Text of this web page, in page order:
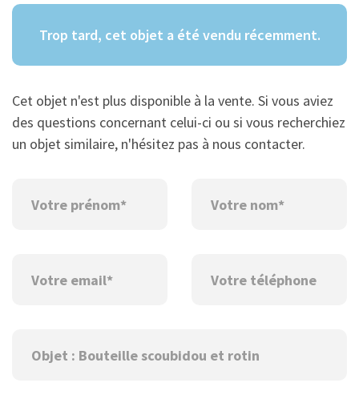
Trop tard, cet objet a été vendu récemment.
Cet objet n'est plus disponible à la vente. Si vous aviez
des questions concernant celui-ci ou si vous recherchiez
un objet similaire, n'hésitez pas à nous contacter.